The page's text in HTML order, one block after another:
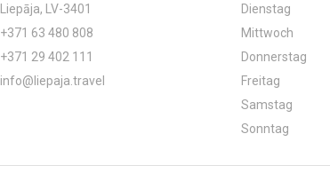
Liepāja, LV-3401
+371 63 480 808
+371 29 402 111
info@liepaja.travel
Dienstag
Mittwoch
Donnerstag
Freitag
Samstag
Sonntag